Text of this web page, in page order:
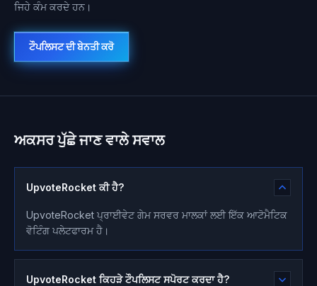
ਜਿਹੇ ਕੰਮ ਕਰਦੇ ਹਨ।
ਟੌਪਲਿਸਟ ਦੀ ਬੇਨਤੀ ਕਰੋ
ਅਕਸਰ ਪੁੱਛੇ ਜਾਣ ਵਾਲੇ ਸਵਾਲ
UpvoteRocket ਕੀ ਹੈ?
UpvoteRocket ਪ੍ਰਾਈਵੇਟ ਗੇਮ ਸਰਵਰ ਮਾਲਕਾਂ ਲਈ ਇੱਕ ਆਟੋਮੈਟਿਕ
ਵੋਟਿੰਗ ਪਲੇਟਫਾਰਮ ਹੈ।
UpvoteRocket ਕਿਹੜੇ ਟੌਪਲਿਸਟ ਸਪੋਰਟ ਕਰਦਾ ਹੈ?